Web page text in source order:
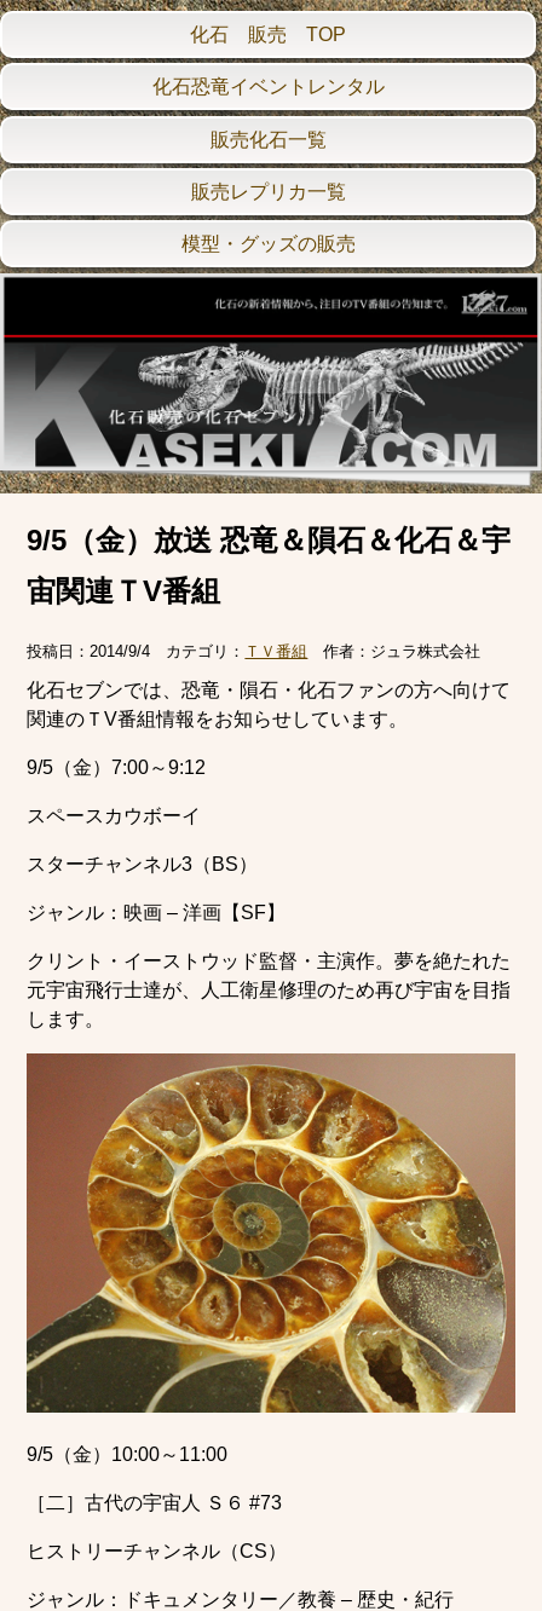
化石 販売 TOP
化石恐竜イベントレンタル
販売化石一覧
販売レプリカ一覧
模型・グッズの販売
9/5（金）放送 恐竜＆隕石＆化石＆宇
宙関連ＴV番組
投稿日：2014/9/4 カテゴリ： ＴＶ番組 作者： ジュラ株式会社
化石セブンでは、恐竜・隕石・化石ファンの方へ向けて
関連のＴV番組情報をお知らせしています。
9/5（金）7:00～9:12
スペースカウボーイ
スターチャンネル3（BS）
ジャンル：映画 – 洋画【SF】
クリント・イーストウッド監督・主演作。夢を絶たれた
元宇宙飛行士達が、人工衛星修理のため再び宇宙を目指
します。
9/5（金）10:00～11:00
［二］古代の宇宙人 Ｓ６ #73
ヒストリーチャンネル（CS）
ジャンル：ドキュメンタリー／教養 – 歴史・紀行